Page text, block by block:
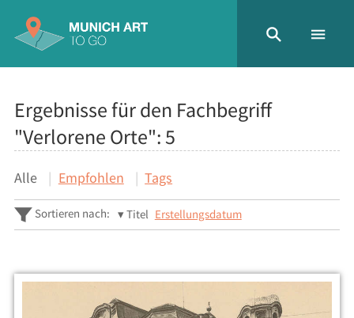
Ergebnisse für den Fachbegriff
"Verlorene Orte": 5
Alle Empfohlen Tags
Sortieren nach: Titel Erstellungsdatum